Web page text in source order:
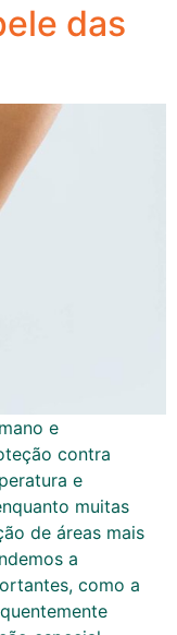
das
e
contra
e
muitas
de áreas mais
a
como a